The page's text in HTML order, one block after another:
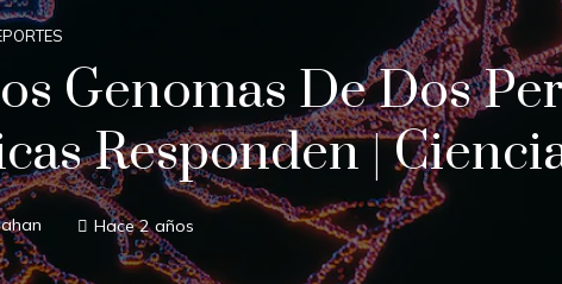
Genomas De Dos
Responden |
Hace 2 años